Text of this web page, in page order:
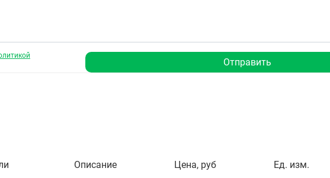
Отправить
Описание Цена, руб Ед. изм.